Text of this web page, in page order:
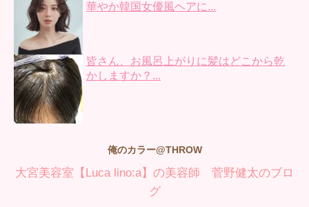
華やか韓国女優風ヘアに...
皆さん、お風呂上がりに髪はどこから乾
かしますか？...
俺のカラー@THROW
大宮美容室【Luca lino:a】の美容師 菅野健太のブロ
グ